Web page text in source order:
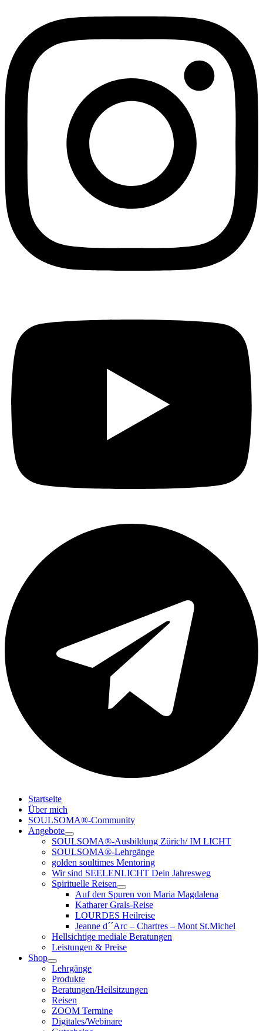
Startseite
Über mich
SOULSOMA®-Community
Angebote
SOULSOMA®-Ausbildung Zürich/ IM LICHT
SOULSOMA®-Lehrgänge
golden soultimes Mentoring
Wir sind SEELENLICHT Dein Jahresweg
Spirituelle Reisen
Auf den Spuren von Maria Magdalena
Katharer Grals-Reise
LOURDES Heilreise
Jeanne d´´Arc – Chartres – Mont St.Michel
Hellsichtige mediale Beratungen
Leistungen & Preise
Shop
Lehrgänge
Produkte
Beratungen/Heilsitzungen
Reisen
ZOOM Termine
Digitales/Webinare